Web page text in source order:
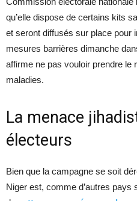
qu’elle dispose de certains kits
et seront diffusés sur place pour
mesures barrières dimanche
affirme ne pas vouloir prendre le
maladies.
La menace
électeurs
Bien que la campagne se soit
Niger est, comme d’autres pays